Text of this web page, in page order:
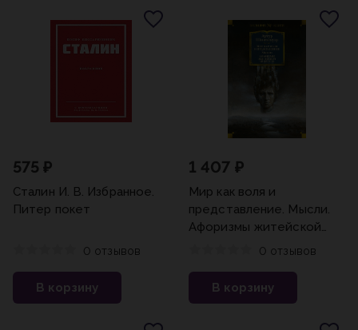
575 ₽
Сталин И. В. Избранное.
Питер покет
0 отзывов
В корзину
1 407 ₽
Мир как воля и
представление. Мысли.
Афоризмы житейской
0 отзывов
В корзину